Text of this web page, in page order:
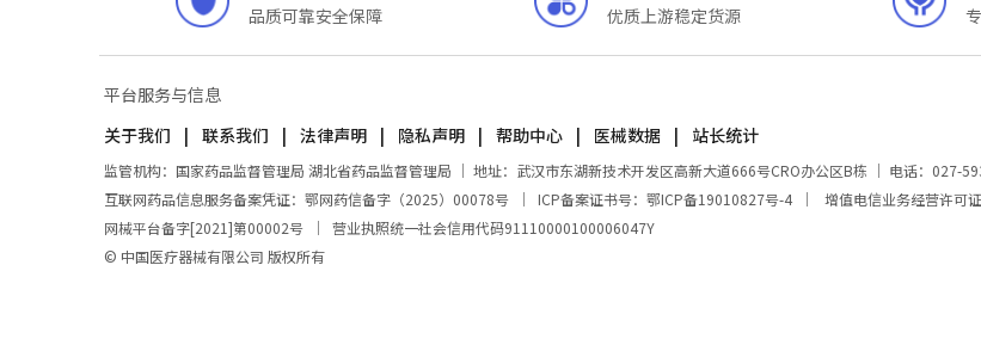
品质可靠安全保障 优质上游稳定货源
平台服务与信息
关于我们
联系我们 法律声明 隐私声明 帮助中心 医械数据 站长统计
监管机构：国家药品监督管理局 湖北省药品监督管理局 ｜ 地址：武汉市东湖新技术开发区高新大道666号CRO办公区B栋 ｜ 电话：027-
互联网药品信息服务备案凭证：鄂网药信备字（2025）00078号
｜ ICP备案证书号：鄂ICP备19010827号-4 ｜ 增值电信业务经营许可
网械平台备字[2021]第00002号
｜ 营业执照统一社会信用代码91110000100006047Y
© 中国医疗器械有限公司 版权所有